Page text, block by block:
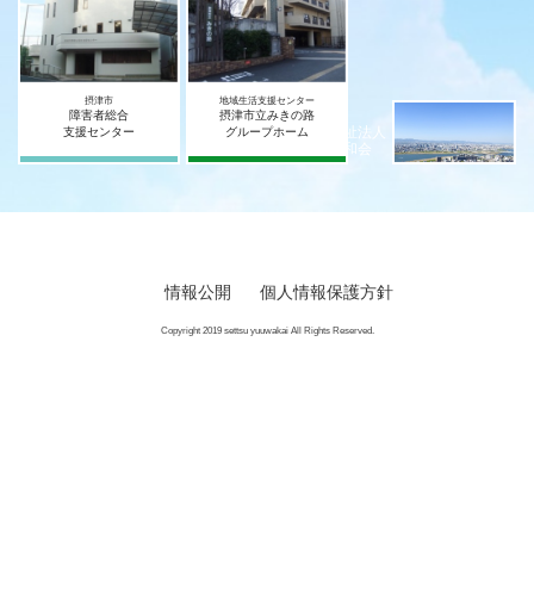
社会福祉法人
摂津宥和会
摂津市
障害者総合
支援センター
地域生活支援センター
摂津市立みきの路
グループホーム
情報公開 個人情報保護方針
Copyright 2019 settsu yuuwakai All Rights Reserved.